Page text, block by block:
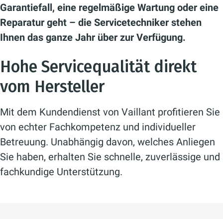
Garantiefall, eine regelmäßige Wartung oder eine
Reparatur geht – die Servicetechniker stehen
Ihnen das ganze Jahr über zur Verfügung.
Hohe Servicequalität direkt
vom Hersteller
Mit dem Kundendienst von Vaillant profitieren Sie
von echter Fachkompetenz und individueller
Betreuung. Unabhängig davon, welches Anliegen
Sie haben, erhalten Sie schnelle, zuverlässige und
fachkundige Unterstützung.